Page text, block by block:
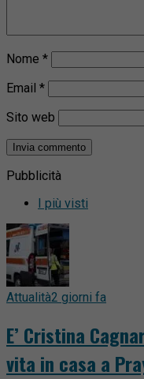
Nome *
Email *
Sito web
Pubblicità
I più visti
Attualità2 giorni fa
E’ Cristina
vita in casa a